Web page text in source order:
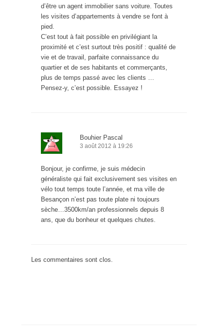
d’être un agent immobilier sans voiture. Toutes
les visites d’appartements à vendre se font à
pied.
C’est tout à fait possible en privilégiant la
proximité et c’est surtout très positif : qualité de
vie et de travail, parfaite connaissance du
quartier et de ses habitants et commerçants,
plus de temps passé avec les clients …
Pensez-y, c’est possible. Essayez !
Bouhier Pascal
3 août 2012 à 19:26
Bonjour, je confirme, je suis médecin
généraliste qui fait exclusivement ses visites en
vélo tout temps toute l’année, et ma ville de
Besançon n’est pas toute plate ni toujours
sèche…3500km/an professionnels depuis 8
ans, que du bonheur et quelques chutes.
Les commentaires sont clos.